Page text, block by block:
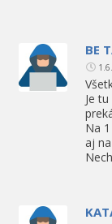
BE
Je
Na
aj